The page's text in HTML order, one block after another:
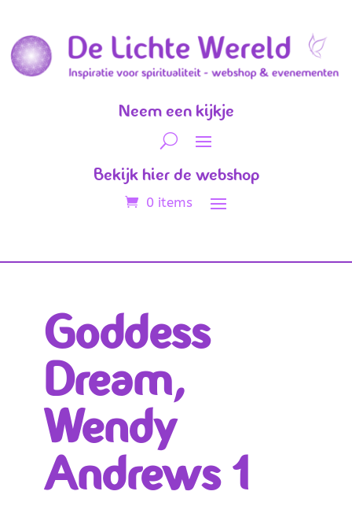
Neem een kijkje
Bekijk hier de webshop
0 items
Goddess
Dream,
Wendy
Andrews 1